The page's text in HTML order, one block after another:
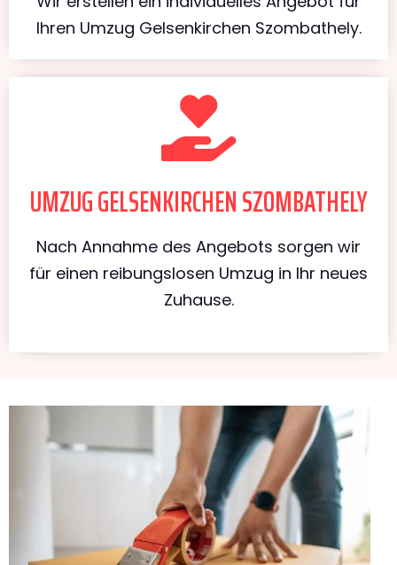
Ihren Umzug Gelsenkirchen Szombathely.
UMZUG GELSENKIRCHEN SZOMBATHELY
Nach Annahme des Angebots sorgen wir
für einen reibungslosen Umzug in Ihr neues
Zuhause.